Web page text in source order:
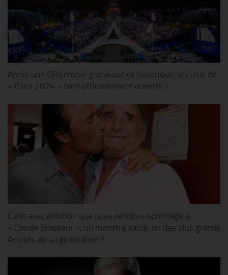
Après une Cérémonie grandiose et historique, les jeux de
« Paris 2024 » sont officiellement ouverts !!
C’est avec émotion que nous rendons hommage à
« Claude Brasseur », un monstre sacré, un des plus grands
Acteurs de sa génération !!